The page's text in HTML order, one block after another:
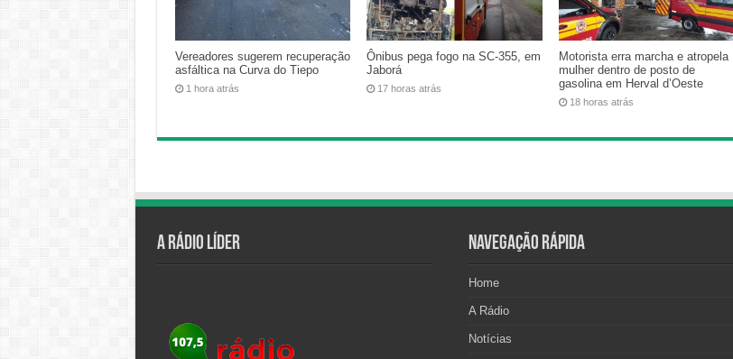
Vereadores sugerem recuperação
asfáltica na Curva do Tiepo
1 hora atrás
Ônibus pega fogo na SC-355, em
Jaborá
17 horas atrás
Motorista erra marcha e atropela
mulher dentro de posto de
gasolina em Herval d’Oeste
18 horas atrás
A Rádio Líder Navegação Rápida
Home
A Rádio
Notícias